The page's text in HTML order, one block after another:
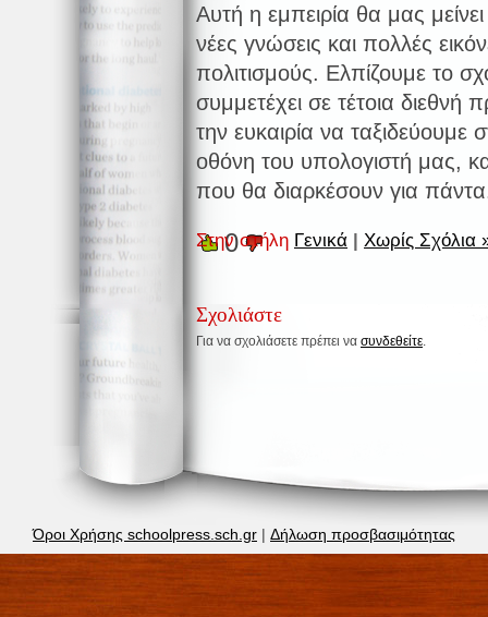
Αυτή η εμπειρία θα μας
νέες γνώσεις και πολλές
πολιτισμούς. Ελπίζουμε το
συμμετέχει σε τέτοια
την ευκαιρία να
οθόνη του υπολογιστή μας,
που θα διαρκέσουν για
Στην στήλη Γενικά Χωρίς Σχόλια
0
Σχολιάστε
Για να σχολιάσετε πρέπει να συνδεθείτε.
Όροι Χρήσης schoolpress.sch.gr | Δήλωση προσβασιμότητας